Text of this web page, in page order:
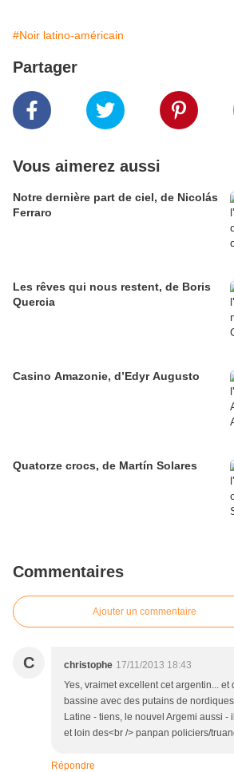
#Noir latino-américain
Partager
Vous aimerez aussi
Notre dernière part de ciel, de Nicolás
Ferraro
Les rêves qui nous restent, de Boris
Quercia
Casino Amazonie, d’Edyr Augusto
Quatorze crocs, de Martín Solares
Commentaires
Ajouter un commentaire
C christophe 17/11/2013 18:43
Yes, vraimet excellent cet argentin... et
bassine avec des putains de
Latine - tiens, le nouvel Argemi aussi -
et loin des<br /> panpan policiers/
Répondre